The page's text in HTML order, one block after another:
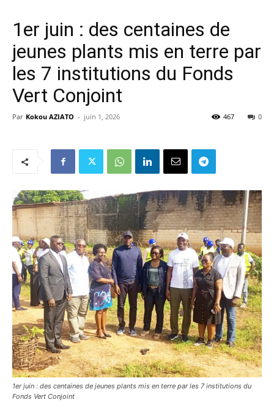
1er juin : des centaines de
jeunes plants mis en terre par
les 7 institutions du Fonds
Vert Conjoint
Par Kokou AZIATO - juin 1, 2026 0
467
1er juin : des centaines de jeunes plants mis en terre par les 7 institutions du
Fonds Vert Conjoint